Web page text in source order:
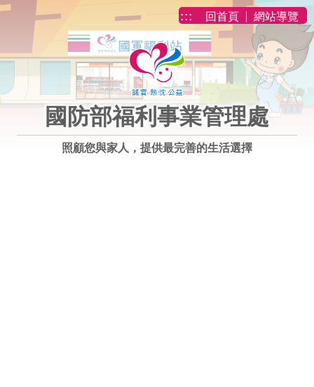
跳到主要內容
::: 回首頁 網站導覽
國防部福利事業管理處
照顧您與家人，提供最完善的生活選擇